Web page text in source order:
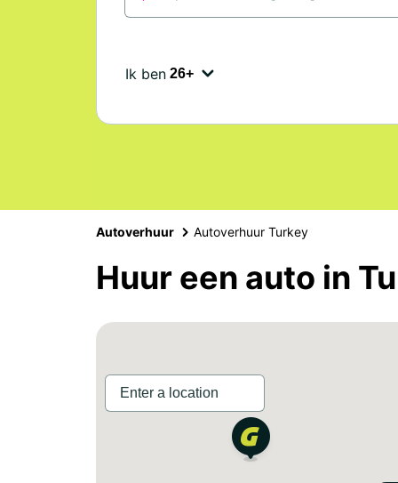
Ik ben
Autoverhuur Autoverhuur Turkey
Huur een auto in